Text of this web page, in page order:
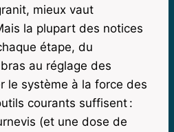
mieux vaut
la plupart des notices
étape, du
au réglage des
le système à la force des
courants suffisent :
(et une dose de